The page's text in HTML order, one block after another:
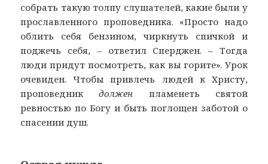
собрать такую толпу слушателей, какие были у
прославленного проповедника. «Просто надо
облить себя бензином, чиркнуть спичкой и
поджечь себя, – ответил Сперджен. – Тогда
люди придут посмотреть, как вы горите». Урок
очевиден. Чтобы привлечь людей к Христу,
проповедникдолжен пламенеть святой
ревностью по Богу и быть поглощен заботой о
спасении душ.